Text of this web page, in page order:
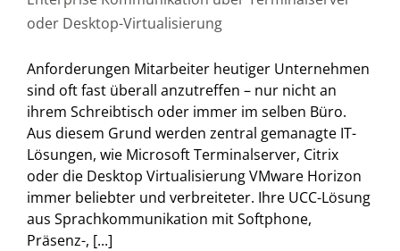
oder Desktop-Virtualisierung
Anforderungen Mitarbeiter heutiger Unternehmen
sind oft fast überall anzutreffen – nur nicht an
ihrem Schreibtisch oder immer im selben Büro.
Aus diesem Grund werden zentral gemanagte IT-
Lösungen, wie Microsoft Terminalserver, Citrix
oder die Desktop Virtualisierung VMware Horizon
immer beliebter und verbreiteter. Ihre UCC-Lösung
aus Sprachkommunikation mit Softphone,
Präsenz-, [...]